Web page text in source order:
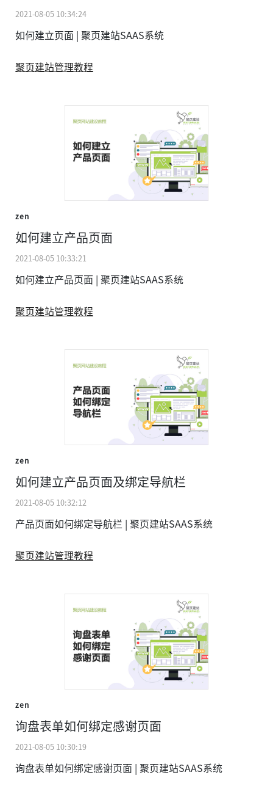
2021-08-05 10:34:24
如何建立页面 | 聚页建站SAAS系统
聚页建站管理教程
zen
如何建立产品页面
2021-08-05 10:33:21
如何建立产品页面 | 聚页建站SAAS系统
聚页建站管理教程
zen
如何建立产品页面及绑定导航栏
2021-08-05 10:32:12
产品页面如何绑定导航栏 | 聚页建站SAAS系统
聚页建站管理教程
zen
询盘表单如何绑定感谢页面
2021-08-05 10:30:19
询盘表单如何绑定感谢页面 | 聚页建站SAAS系统